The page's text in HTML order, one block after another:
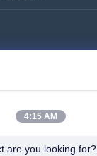
4:15 AM
are you looking for?